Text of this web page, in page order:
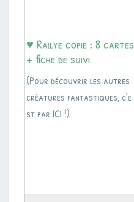
♥ Rallye copie : 8 cartes
+ fiche de suivi
(Pour découvrir les autres
créatures fantastiques, c’e
st par ICI !)